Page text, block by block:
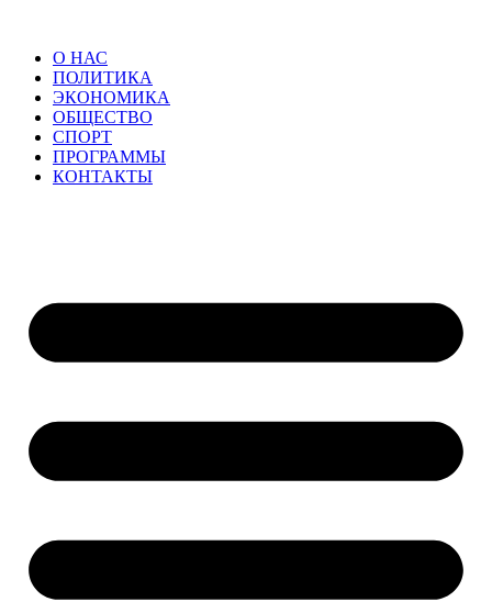
О НАС
ПОЛИТИКА
ЭКОНОМИКА
ОБЩЕСТВО
СПОРТ
ПРОГРАММЫ
КОНТАКТЫ